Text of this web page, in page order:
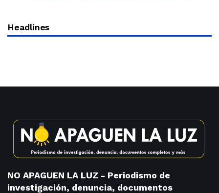
Headlines
NO APAGUEN LA LUZ - Periodismo de
investigación, denuncia, documentos